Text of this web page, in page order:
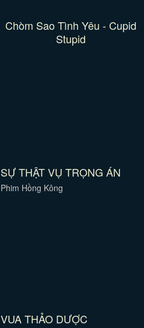
Chòm Sao Tình Yêu - Cupid
Stupid
SỰ THẬT VỤ TRỌNG ÁN
Phim Hồng Kông
VUA THẢO DƯỢC